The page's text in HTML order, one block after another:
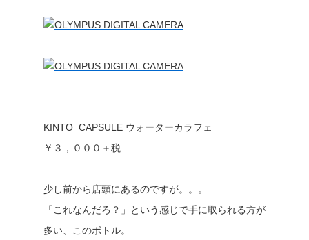
KINTO CAPSULE ウォーターカラフェ
￥３，０００＋税
少し前から店頭にあるのですが。。。
「これなんだろ？」という感じで手に取られる方が
多い、このボトル。